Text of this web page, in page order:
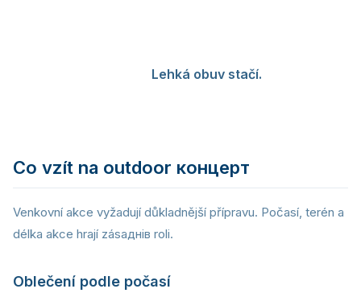
Lehká obuv stačí.
Co vzít na outdoor концерт
Venkovní akce vyžadují důkladnější přípravu. Počasí, terén a
délka akce hrají zásaднів roli.
Oblečení podle počasí